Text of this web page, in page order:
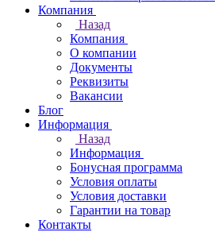
Компания
Назад
Компания
О компании
Документы
Реквизиты
Вакансии
Блог
Информация
Назад
Информация
Бонусная программа
Условия оплаты
Условия доставки
Гарантии на товар
Контакты